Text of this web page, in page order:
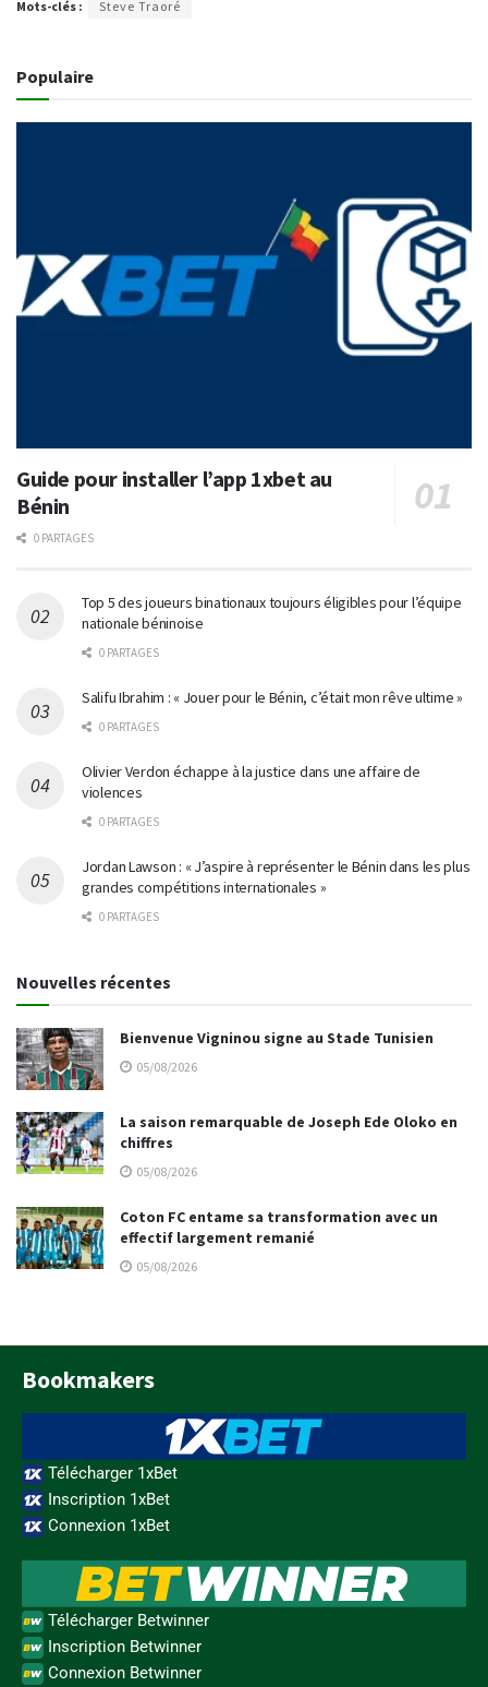
Mots-clés : Steve Traoré
Populaire
Guide pour installer l’app 1xbet au
Bénin
0 PARTAGES
Top 5 des joueurs binationaux toujours éligibles pour l’équipe
nationale béninoise
0 PARTAGES
Salifu Ibrahim : « Jouer pour le Bénin, c’était mon rêve ultime »
0 PARTAGES
Olivier Verdon échappe à la justice dans une affaire de
violences
0 PARTAGES
Jordan Lawson : « J’aspire à représenter le Bénin dans les plus
grandes compétitions internationales »
0 PARTAGES
Nouvelles récentes
Bienvenue Vigninou signe au Stade Tunisien
05/08/2026
La saison remarquable de Joseph Ede Oloko en
chiffres
05/08/2026
Coton FC entame sa transformation avec un
effectif largement remanié
05/08/2026
Bookmakers
Télécharger 1xBet
Inscription 1xBet
Connexion 1xBet
Télécharger Betwinner
Inscription Betwinner
Connexion Betwinner